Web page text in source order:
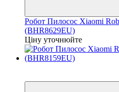
Робот Пилосос Xiaomi
(BHR8629EU)
Ціну уточнюйте